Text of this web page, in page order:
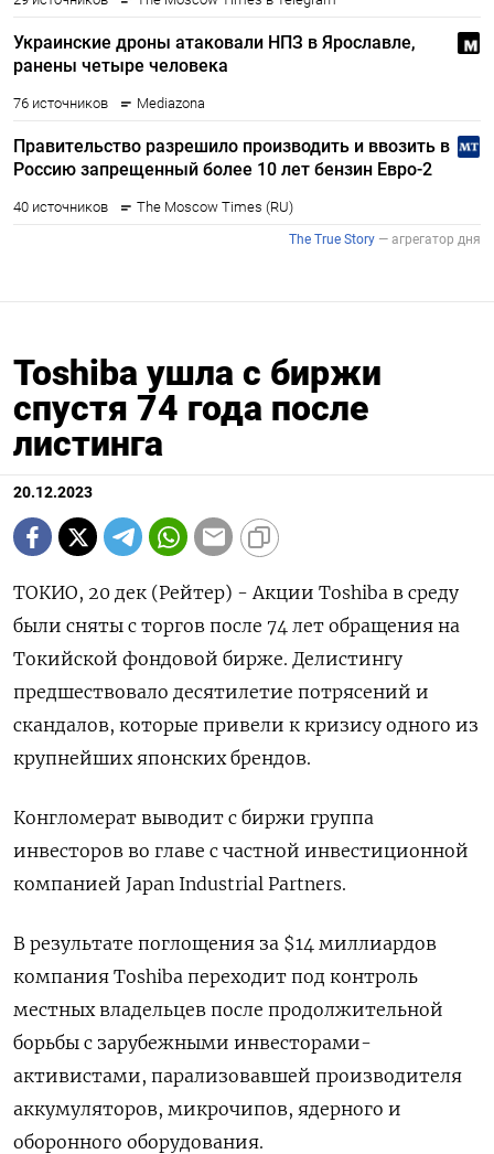
Toshiba ушла с биржи
спустя 74 года после
листинга
20.12.2023
ТОКИО, 20 дек (Рейтер) - Акции Toshiba в среду
были сняты с торгов после 74 лет обращения на
Токийской фондовой бирже. Делистингу
предшествовало десятилетие потрясений и
скандалов, которые привели к кризису одного из
крупнейших японских брендов.
Конгломерат выводит с биржи группа
инвесторов во главе с частной инвестиционной
компанией Japan Industrial Partners.
В результате поглощения за $14 миллиардов
компания Toshiba переходит под контроль
местных владельцев после продолжительной
борьбы с зарубежными инвесторами-
активистами, парализовавшей производителя
аккумуляторов, микрочипов, ядерного и
оборонного оборудования.